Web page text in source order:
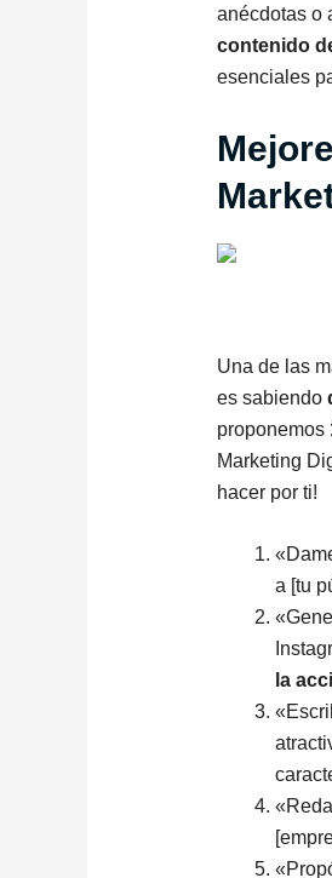
anécdotas o
contenido
esenciales
Una de las
es sabiendo
proponemos
Marketing
hacer por ti!
a [tu
la